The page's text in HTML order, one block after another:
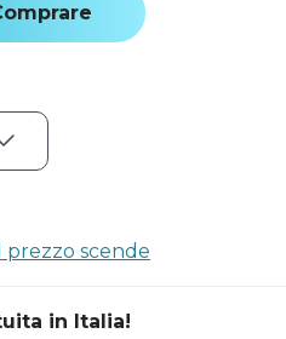
prezzo scende
in Italia!